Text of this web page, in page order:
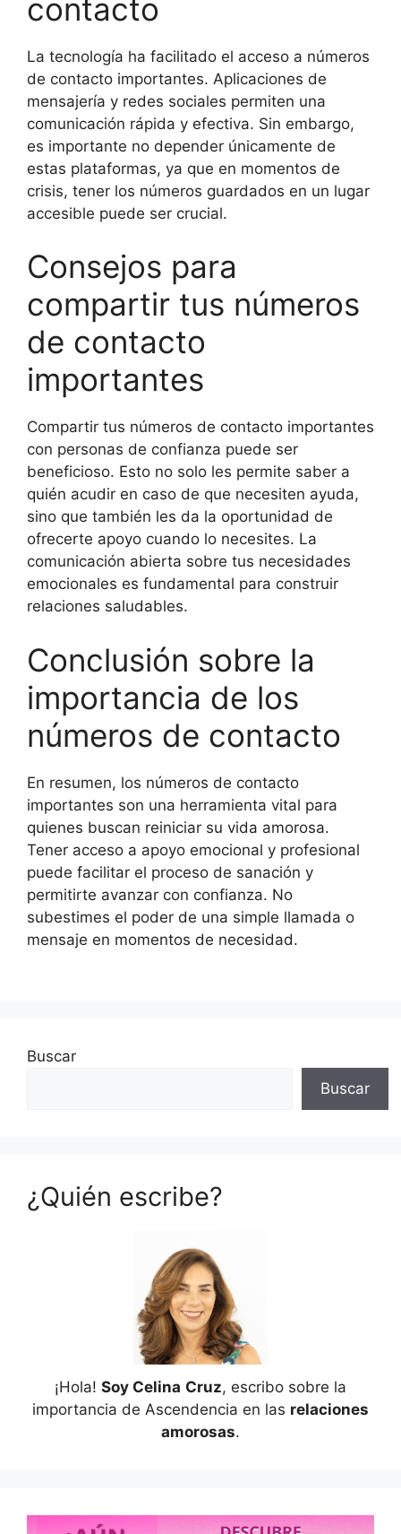
contacto
La tecnología ha facilitado el acceso a números
de contacto importantes. Aplicaciones de
mensajería y redes sociales permiten una
comunicación rápida y efectiva. Sin embargo,
es importante no depender únicamente de
estas plataformas, ya que en momentos de
crisis, tener los números guardados en un lugar
accesible puede ser crucial.
Consejos para
compartir tus números
de contacto
importantes
Compartir tus números de contacto importantes
con personas de confianza puede ser
beneficioso. Esto no solo les permite saber a
quién acudir en caso de que necesiten ayuda,
sino que también les da la oportunidad de
ofrecerte apoyo cuando lo necesites. La
comunicación abierta sobre tus necesidades
emocionales es fundamental para construir
relaciones saludables.
Conclusión sobre la
importancia de los
números de contacto
En resumen, los números de contacto
importantes son una herramienta vital para
quienes buscan reiniciar su vida amorosa.
Tener acceso a apoyo emocional y profesional
puede facilitar el proceso de sanación y
permitirte avanzar con confianza. No
subestimes el poder de una simple llamada o
mensaje en momentos de necesidad.
Buscar
Buscar
¿Quién escribe?
¡Hola! Soy Celina Cruz, escribo sobre la
importancia de Ascendencia en las relaciones
amorosas.